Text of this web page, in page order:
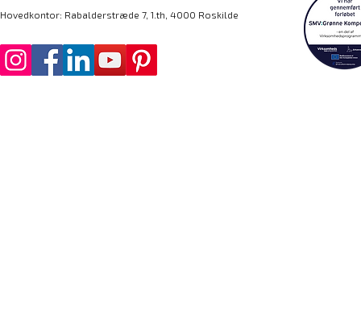
Hovedkontor: Rabalderstræde 7, 1.th, 4000 Roskilde